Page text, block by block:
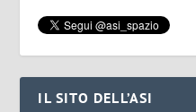
IL SITO DELL’ASI